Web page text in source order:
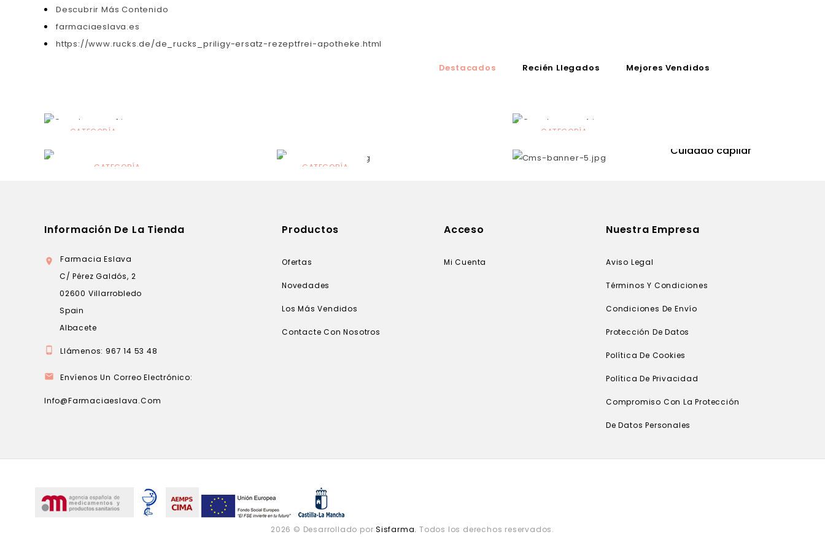
Descubrir Más Contenido
farmaciaeslava.es
https://www.rucks.de/de_rucks_priligy-ersatz-rezeptfrei-apotheke.html
Destacados Recién Llegados Mejores Vendidos
CATEGORÍA
CATEGORÍA CATEGORÍA
CATEGORÍA
Cuidado capilar
Información De La Tienda

Farmacia Eslava
C/ Pérez Galdós, 2
02600 Villarrobledo
Spain
Albacete
 Llámenos: 967 14 53 48
 Envíenos Un Correo Electrónico:
Info@farmaciaeslava.com
Productos
Ofertas
Novedades
Los Más Vendidos
Contacte Con Nosotros
Acceso
Mi Cuenta
Nuestra Empresa
Aviso Legal
Términos Y Condiciones
Condiciones De Envío
Protección De Datos
Política De Cookies
Política De Privacidad
Compromiso Con La Protección
De Datos Personales
2026 © Desarrollado porSisfarma. Todos los derechos reservados.